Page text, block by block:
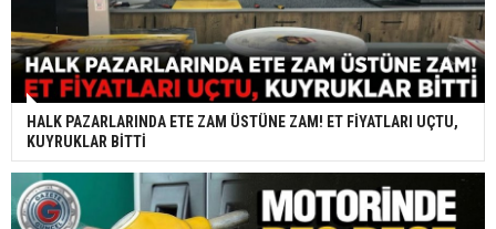
HALK PAZARLARINDA ETE ZAM ÜSTÜNE ZAM! ET FİYATLARI UÇTU,
KUYRUKLAR BİTTİ